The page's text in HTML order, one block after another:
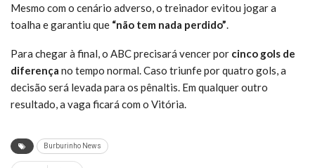
Mesmo com o cenário adverso, o treinador evitou jogar a
toalha e garantiu que “não tem nada perdido”.
Para chegar à final, o ABC precisará vencer por cinco gols de
diferença no tempo normal. Caso triunfe por quatro gols, a
decisão será levada para os pênaltis. Em qualquer outro
resultado, a vaga ficará com o Vitória.
Burburinho News